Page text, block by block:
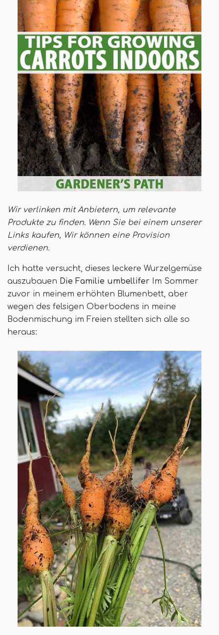
Wir verlinken mit Anbietern, um relevante
Produkte zu finden. Wenn Sie bei einem unserer
Links kaufen, Wir können eine Provision
verdienen.
Ich hatte versucht, dieses leckere Wurzelgemüse
auszubauen Die Familie umbellifer Im Sommer
zuvor in meinem erhöhten Blumenbett, aber
wegen des felsigen Oberbodens in meine
Bodenmischung im Freien stellten sich alle so
heraus: